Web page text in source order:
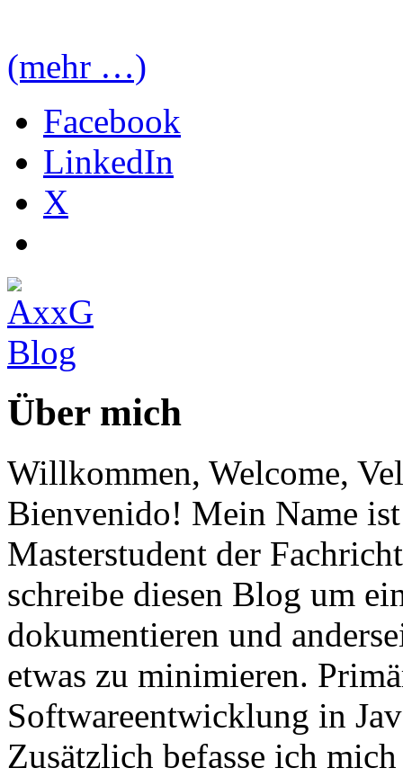
(mehr …)
Facebook
LinkedIn
X
Über mich
Willkommen, Welcome,
Bienvenido! Mein Name
Masterstudent der
schreibe diesen Blog um
dokumentieren und
etwas zu minimieren.
Softwareentwicklung in
Zusätzlich befasse ich